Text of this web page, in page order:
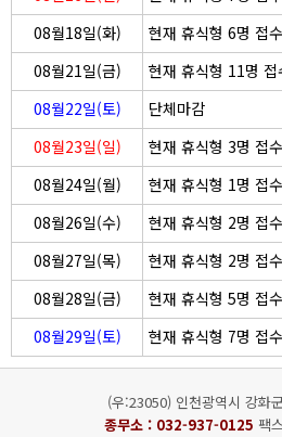
08월18일(화)
현재 휴식형 6명 접수
08월21일(금)
현재 휴식형 11명 접
08월22일(토)
단체마감
08월23일(일)
현재 휴식형 3명 접수
08월24일(월)
현재 휴식형 1명 접수
08월26일(수)
현재 휴식형 2명 접수
08월27일(목)
현재 휴식형 2명 접수
08월28일(금)
현재 휴식형 5명 접수
08월29일(토)
현재 휴식형 7명 접수
(우:23050) 인천광역시 강화
종무소 : 032-937-0125 팩